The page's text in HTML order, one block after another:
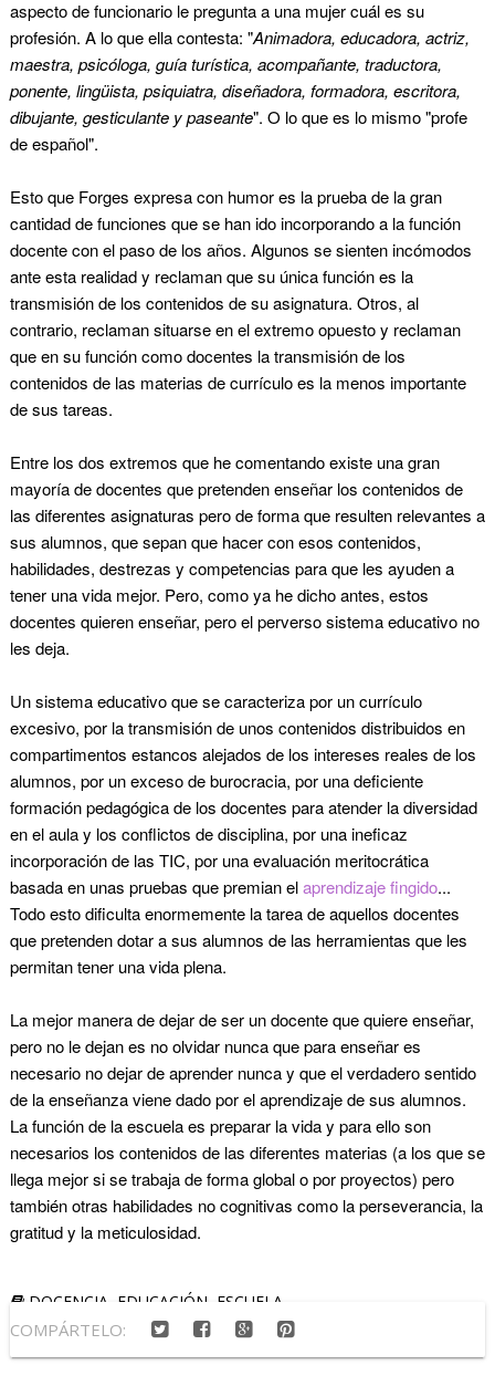
aspecto de funcionario le pregunta a una mujer cuál es su
profesión. A lo que ella contesta: "Animadora, educadora, actriz,
maestra, psicóloga, guía turística, acompañante, traductora,
ponente, lingüista, psiquiatra, diseñadora, formadora, escritora,
dibujante, gesticulante y paseante". O lo que es lo mismo "profe
de español".
Esto que Forges expresa con humor es la prueba de la gran
cantidad de funciones que se han ido incorporando a la función
docente con el paso de los años. Algunos se sienten incómodos
ante esta realidad y reclaman que su única función es la
transmisión de los contenidos de su asignatura. Otros, al
contrario, reclaman situarse en el extremo opuesto y reclaman
que en su función como docentes la transmisión de los
contenidos de las materias de currículo es la menos importante
de sus tareas.
Entre los dos extremos que he comentando existe una gran
mayoría de docentes que pretenden enseñar los contenidos de
las diferentes asignaturas pero de forma que resulten relevantes a
sus alumnos, que sepan que hacer con esos contenidos,
habilidades, destrezas y competencias para que les ayuden a
tener una vida mejor. Pero, como ya he dicho antes, estos
docentes quieren enseñar, pero el perverso sistema educativo no
les deja.
Un sistema educativo que se caracteriza por un currículo
excesivo, por la transmisión de unos contenidos distribuidos en
compartimentos estancos alejados de los intereses reales de los
alumnos, por un exceso de burocracia, por una deficiente
formación pedagógica de los docentes para atender la diversidad
en el aula y los conflictos de disciplina, por una ineficaz
incorporación de las TIC, por una evaluación meritocrática
basada en unas pruebas que premian elaprendizaje fingido...
Todo esto dificulta enormemente la tarea de aquellos docentes
que pretenden dotar a sus alumnos de las herramientas que les
permitan tener una vida plena.
La mejor manera de dejar de ser un docente que quiere enseñar,
pero no le dejan es no olvidar nunca que para enseñar es
necesario no dejar de aprender nunca y que el verdadero sentido
de la enseñanza viene dado por el aprendizaje de sus alumnos.
La función de la escuela es preparar la vida y para ello son
necesarios los contenidos de las diferentes materias (a los que se
llega mejor si se trabaja de forma global o por proyectos) pero
también otras habilidades no cognitivas como la perseverancia, la
gratitud y la meticulosidad.
DOCENCIA EDUCACIÓN ESCUELA
COMPÁRTELO: